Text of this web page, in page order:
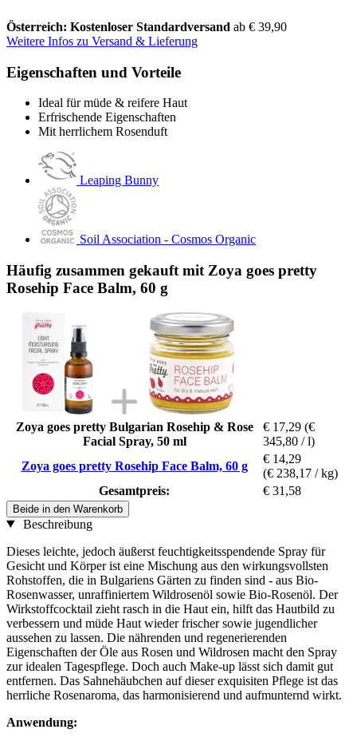
Österreich: Kostenloser Standardversand ab € 39,90
Weitere Infos zu Versand & Lieferung
Eigenschaften und Vorteile
Ideal für müde & reifere Haut
Erfrischende Eigenschaften
Mit herrlichem Rosenduft
Leaping Bunny
Soil Association - Cosmos Organic
Häufig zusammen gekauft mit Zoya goes pretty
Rosehip Face Balm, 60 g
Zoya goes pretty Bulgarian Rosehip & Rose
Facial Spray, 50 ml
€ 17,29 (€
345,80 / l)
Zoya goes pretty Rosehip Face Balm, 60 g
€ 14,29
(€ 238,17 / kg)
Gesamtpreis:
€ 31,58
Beide in den Warenkorb
Beschreibung
Dieses leichte, jedoch äußerst feuchtigkeitsspendende Spray für
Gesicht und Körper ist eine Mischung aus den wirkungsvollsten
Rohstoffen, die in Bulgariens Gärten zu finden sind - aus Bio-
Rosenwasser, unraffiniertem Wildrosenöl sowie Bio-Rosenöl. Der
Wirkstoffcocktail zieht rasch in die Haut ein, hilft das Hautbild zu
verbessern und müde Haut wieder frischer sowie jugendlicher
aussehen zu lassen. Die nährenden und regenerierenden
Eigenschaften der Öle aus Rosen und Wildrosen macht den Spray
zur idealen Tagespflege. Doch auch Make-up lässt sich damit gut
entfernen. Das Sahnehäubchen auf dieser exquisiten Pflege ist das
herrliche Rosenaroma, das harmonisierend und aufmunternd wirkt.
Anwendung: